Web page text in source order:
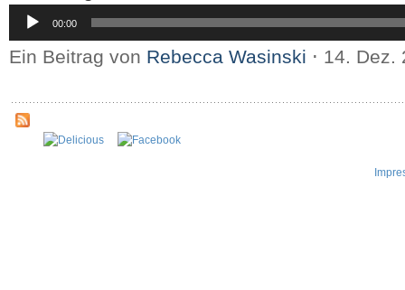
Audio-
Player
00:00
Ein Beitrag von Rebecca Wasinski ⋅ 14. Dez.